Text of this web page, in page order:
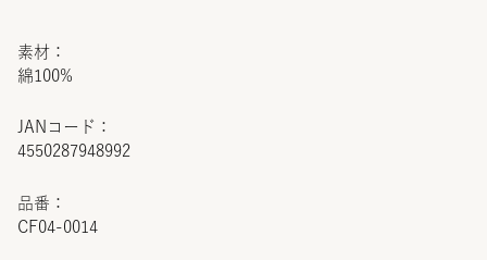
JANコード：
4550287948992
品番：
CF04-0014
素材：
綿100%